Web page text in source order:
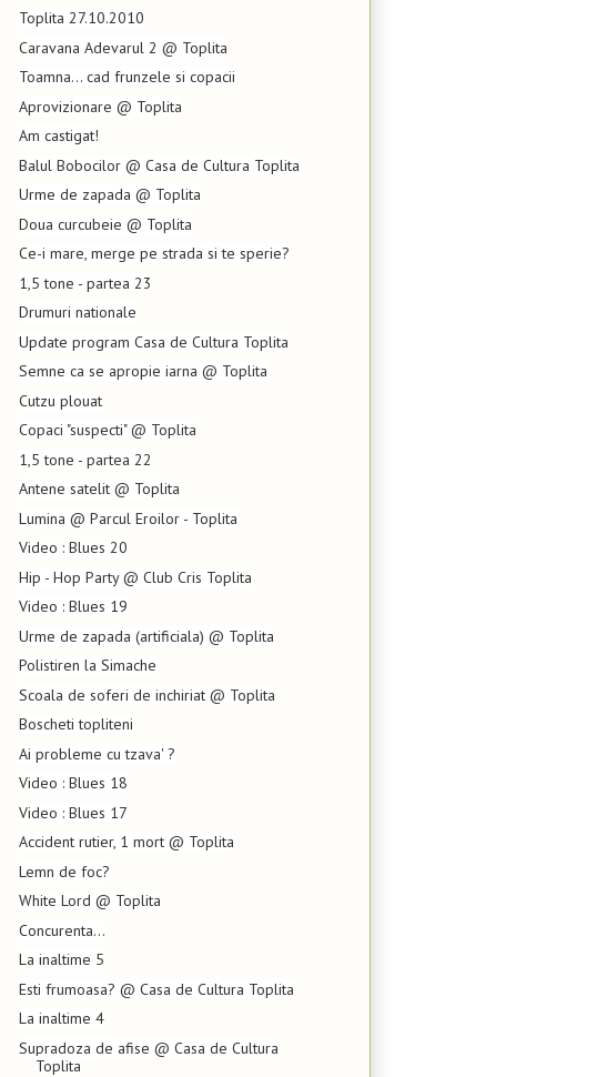
Toplita 27.10.2010
Caravana Adevarul 2 @ Toplita
Toamna... cad frunzele si copacii
Aprovizionare @ Toplita
Am castigat!
Balul Bobocilor @ Casa de Cultura Toplita
Urme de zapada @ Toplita
Doua curcubeie @ Toplita
Ce-i mare, merge pe strada si te sperie?
1,5 tone - partea 23
Drumuri nationale
Update program Casa de Cultura Toplita
Semne ca se apropie iarna @ Toplita
Cutzu plouat
Copaci "suspecti" @ Toplita
1,5 tone - partea 22
Antene satelit @ Toplita
Lumina @ Parcul Eroilor - Toplita
Video : Blues 20
Hip - Hop Party @ Club Cris Toplita
Video : Blues 19
Urme de zapada (artificiala) @ Toplita
Polistiren la Simache
Scoala de soferi de inchiriat @ Toplita
Boscheti topliteni
Ai probleme cu tzava' ?
Video : Blues 18
Video : Blues 17
Accident rutier, 1 mort @ Toplita
Lemn de foc?
White Lord @ Toplita
Concurenta...
La inaltime 5
Esti frumoasa? @ Casa de Cultura Toplita
La inaltime 4
Supradoza de afise @ Casa de Cultura
Toplita